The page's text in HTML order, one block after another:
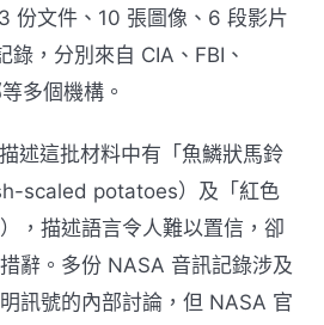
份文件、10 張圖像、6 段影片
，分別來自 CIA、FBI、
多個機構。
述這批材料中有「魚鱗狀馬鈴
scaled potatoes）及「紅色
，描述語言令人難以置信，卻
辭。多份 NASA 音訊記錄涉及
訊號的內部討論，但 NASA 官